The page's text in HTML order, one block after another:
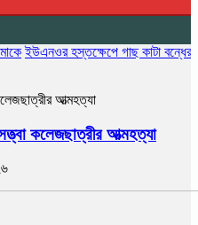
হস্তক্ষেপে গাছ কাটা বন্ধের ১৩ দিন পর
আত্মহত্যা
কলেজছাত্রীর আত্মহত্যা